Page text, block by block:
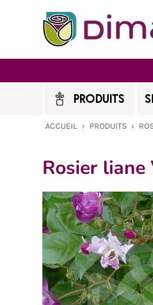
PRODUITS
ACCUEIL › PRODUITS ›
Rosier